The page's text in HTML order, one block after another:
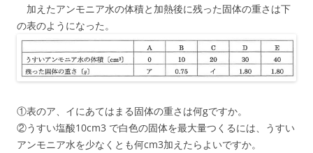
加えたアンモニア水の体積と加熱後に残った固体の重さは下
の表のようになった。
①表のア、イにあてはまる固体の重さは何gですか。
②うすい塩酸10cm3 で白色の固体を最大量つくるには、うすい
アンモニア水を少なくとも何cm3加えたらよいですか。